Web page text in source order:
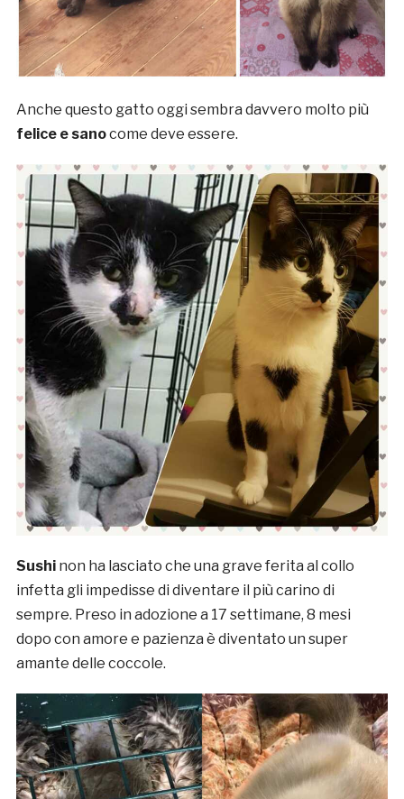
Anche questo gatto oggi sembra davvero molto più
felice e sanocome deve essere.
Sushinon ha lasciato che una grave ferita al collo
infetta gli impedisse di diventare il più carino di
sempre. Preso in adozione a 17 settimane, 8 mesi
dopo con amore e pazienza è diventato un super
amante delle coccole.